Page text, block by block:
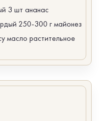
3 шт ананас
250-300 г майонез
масло растительное